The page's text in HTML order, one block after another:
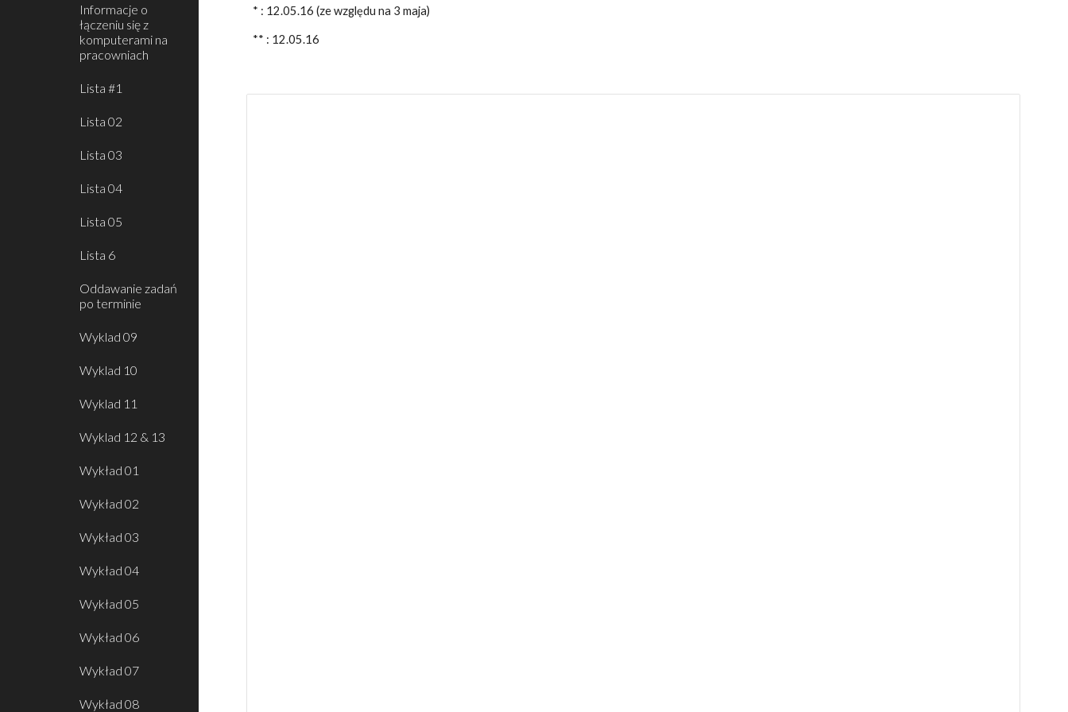
Informacje o
łączeniu się z
komputerami na
pracowniach
Lista #1
Lista 02
Lista 03
Lista 04
Lista 05
Lista 6
Oddawanie zadań
po terminie
Wyklad 09
Wyklad 10
Wyklad 11
Wyklad 12 & 13
Wykład 01
Wykład 02
Wykład 03
Wykład 04
Wykład 05
Wykład 06
Wykład 07
Wykład 08
* : 12.05.16 (ze względu na 3 maja)
** : 12.05.16